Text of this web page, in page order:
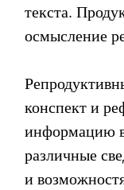
текста.
осмысление
конспект и
информацию
различные
и